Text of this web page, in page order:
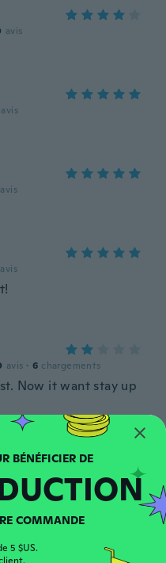
avis
avis
avis
avis
avis · 6 chargements
Now it want stay up
avis
avis
COMMANDE
5 $US.